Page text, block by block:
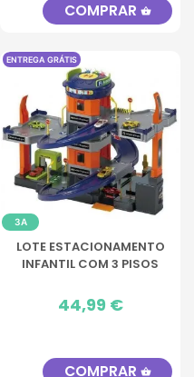
COMPRAR shopping_basket
ENTREGA GRÁTIS
3A
LOTE ESTACIONAMENTO
INFANTIL COM 3 PISOS
Preço
44,99 €
COMPRAR shopping_basket